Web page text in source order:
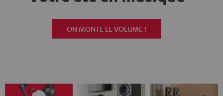
ON MONTE LE VOLUME !